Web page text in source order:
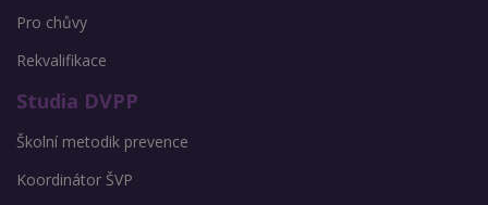
Pro chůvy
Rekvalifikace
Studia DVPP
Školní metodik prevence
Koordinátor ŠVP